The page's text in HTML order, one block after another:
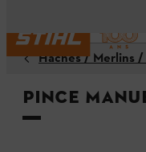
Haches / Merlins
Pince